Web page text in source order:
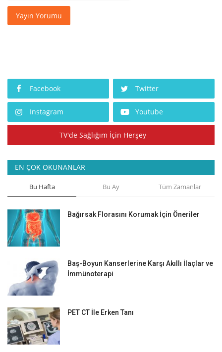
Yayın Yorumu
Facebook Twitter
Instagram Youtube
TV'de Sağlığım İçin Herşey
EN ÇOK OKUNANLAR
Bu Hafta Bu Ay Tüm Zamanlar
Bağırsak Florasını Korumak İçin Öneriler
Baş-Boyun Kanserlerine Karşı Akıllı İlaçlar ve
İmmünoterapi
PET CT İle Erken Tanı